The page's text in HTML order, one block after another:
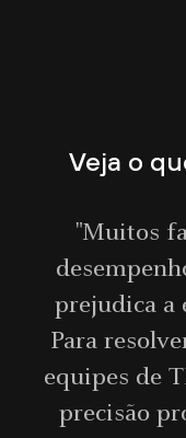
Veja o
"Muitos
prejudica a
Para
equipes de
precisão